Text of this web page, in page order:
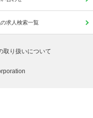
の求人検索一覧
取り扱いについて